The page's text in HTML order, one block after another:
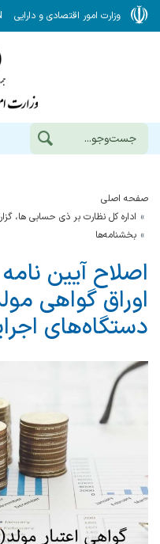
وزارت امور اقتصادی و دارایی
صفحه اصلی
اداره کل نظارت بر ذی حسابی ها،
بخشنامه‌ها
اصلاح آیین
اوراق گواهی
دستگاه‌های